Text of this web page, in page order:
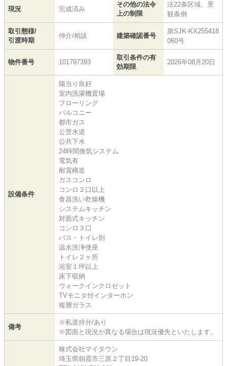
現況 完成済み
その他の法令
上の制限
法22条区域、景
観条例
取引態様/
引渡時期
仲介/相談 建築確認番号
第SJK-KX255418
060号
物件番号 101797393
取引条件の有
効期限
2026年08月20日
設備条件
陽当り良好
室内洗濯機置場
フローリング
バルコニー
都市ガス
公営水道
公共下水
24時間換気システム
電気有
耐震構造
ガスコンロ
コンロ２口以上
食器洗い乾燥機
システムキッチン
対面式キッチン
コンロ３口
バス・トイレ別
温水洗浄便座
トイレ２ヶ所
浴室１坪以上
床下収納
ウォークインクロゼット
TVモニタ付インターホン
複層ガラス
備考
※私道持分/あり
※図面と現況が異なる場合は現況優先といたします。
株式会社マイタウン
埼玉県朝霞市三原２丁目19-20